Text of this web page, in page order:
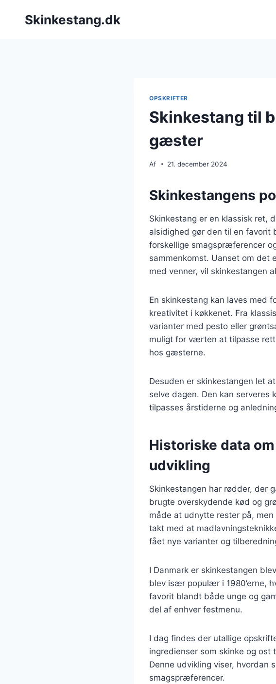
Skinkestang.dk
OPSKRIFTER
Skinkestang til
gæster
Af 21. december 2024
Skinkestangens
Skinkestang er en klassisk ret,
alsidighed gør den til en
forskellige smagspræferencer
sammenkomst. Uanset om det
med venner, vil skinkestangen
En skinkestang kan laves med
kreativitet i køkkenet. Fra
varianter med pesto eller
muligt for værten at tilpasse
hos gæsterne.
Desuden er skinkestangen let
selve dagen. Den kan serveres
tilpasses årstiderne og
Historiske data
udvikling
Skinkestangen har rødder, der
brugte overskydende kød og
måde at udnytte rester på,
takt med at
fået nye varianter og
I Danmark er skinkestangen
blev især populær i 1980’erne,
favorit blandt både unge og
del af enhver festmenu.
I dag findes der utallige
ingredienser som skinke og
Denne udvikling viser, hvordan
smagspræferencer.